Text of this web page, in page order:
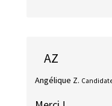
AZ
Angélique Z.